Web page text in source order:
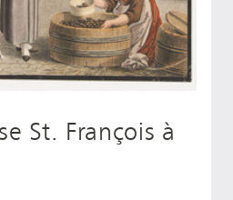
St. François à